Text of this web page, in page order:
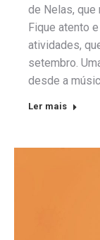
de Nelas, que
Fique atento
atividades,
setembro.
desde a
Ler mais